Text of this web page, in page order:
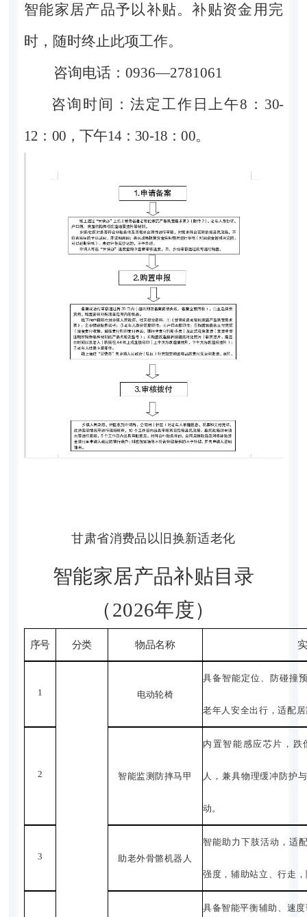
智能家居产品予以补贴。补贴资金用完
时，随时终止此项工作。
咨询电话： 0936—2781061
咨询时间：法定工作日上午8 ： 30-
12 ： 00，下午14： 30-18 ：00。
甘肃省消费品以旧换新适老化
智能家居产品补贴目录
（2026年度）
序号 分类 物品名称
1 电动轮椅
具备智能定位、防碰撞
老年人安全出行，适配
2 智能监测防摔马甲
内置智能感应芯片，
人，兼具物理缓冲防护
动。
3 助老外骨骼机器人
智能助力下肢活动，适
强度，辅助站立、行走
具备智能平衡辅助、速